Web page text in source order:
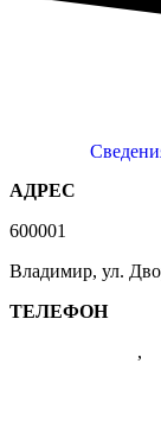
АДРЕС
600001
Владимир, ул.
ТЕЛЕФОН
,